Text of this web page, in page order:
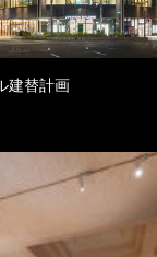
建替計画